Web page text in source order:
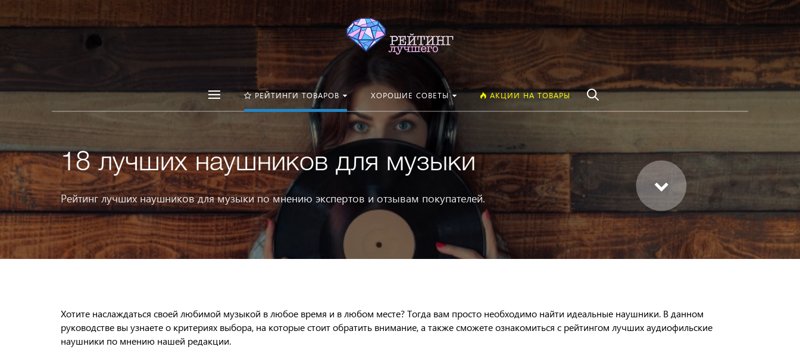
Искать: Найти
РЕЙТИНГИ ТОВАРОВ ХОРОШИЕ СОВЕТЫ АКЦИИ НА ТОВАРЫ
18 лучших наушников для музыки
Рейтинг лучших наушников для музыки по мнению экспертов и отзывам покупателей.
Хотите наслаждаться своей любимой музыкой в любое время и в любом месте? Тогда вам просто необходимо найти идеальные наушники. В данном
руководстве вы узнаете о критериях выбора, на которые стоит обратить внимание, а также сможете ознакомиться с рейтингом лучших аудиофильские
наушники по мнению нашей редакции.